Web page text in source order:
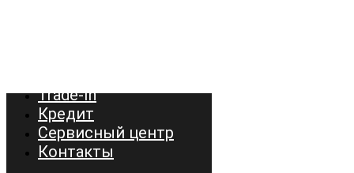
Trade-In
Кредит
Сервисный центр
Контакты